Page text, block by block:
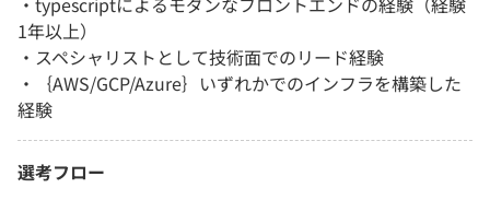
1年以上）
・スペシャリストとして技術面でのリード経験
・｛AWS/GCP/Azure｝いずれかでのインフラを構築した
経験
選考フロー